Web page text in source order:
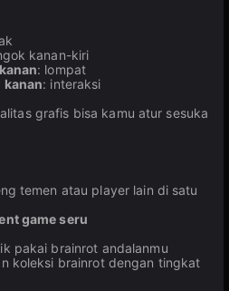
kanan-kiri
: lompat
kanan: interaksi
grafis bisa kamu atur sesuka
temen atau player lain di satu
game seru
pakai brainrot andalanmu
koleksi brainrot dengan tingkat